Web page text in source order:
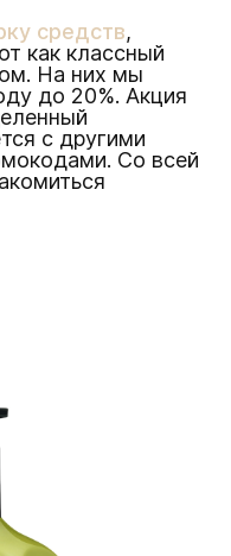
средств,
как классный
На них мы
до 20%. Акция
с другими
Со всей